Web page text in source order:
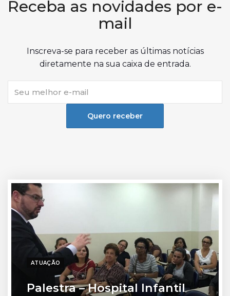
Receba as novidades por e-
mail
Inscreva-se para receber as últimas notícias
diretamente na sua caixa de entrada.
Quero receber
ATUAÇÃO
Palestra – Hospital Infantil